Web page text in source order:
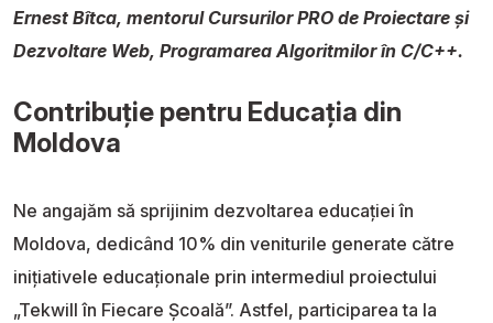
Ernest Bîtca, mentorul Cursurilor PRO de Proiectare și
Dezvoltare Web, Programarea Algoritmilor în C/C++.
Contribuție pentru Educația din
Moldova
Ne angajăm să sprijinim dezvoltarea educației în
Moldova, dedicând 10% din veniturile generate către
inițiativele educaționale prin intermediul proiectului
„Tekwill în Fiecare Școală”. Astfel, participarea ta la